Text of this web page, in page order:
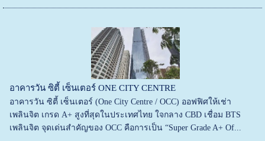
อาคารวัน ซิตี้ เซ็นเตอร์ ONE CITY CENTRE
อาคารวัน ซิตี้ เซ็นเตอร์ (One City Centre / OCC) ออฟฟิศให้เช่า
เพลินจิต เกรด A+ สูงที่สุดในประเทศไทย ใจกลาง CBD เชื่อม BTS
เพลินจิต จุดเด่นสำคัญของ OCC คือการเป็น “Super Grade A+ Of...